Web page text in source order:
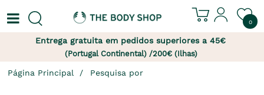
0
Entrega gratuita em pedidos superiores a 45€
(Portugal Continental) /200€ (Ilhas)
Página Principal Pesquisa por